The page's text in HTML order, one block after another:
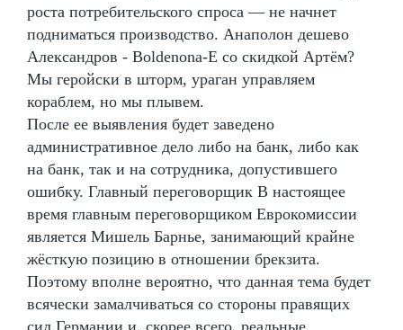
роста потребительского спроса — не начнет
подниматься производство. Анаполон дешево
Александров - Boldenona-E со скидкой Артём?
Мы геройски в шторм, ураган управляем
кораблем, но мы плывем.
После ее выявления будет заведено
административное дело либо на банк, либо как
на банк, так и на сотрудника, допустившего
ошибку. Главный переговорщик В настоящее
время главным переговорщиком Еврокомиссии
является Мишель Барнье, занимающий крайне
жёсткую позицию в отношении брекзита.
Поэтому вполне вероятно, что данная тема будет
всячески замалчиваться со стороны правящих